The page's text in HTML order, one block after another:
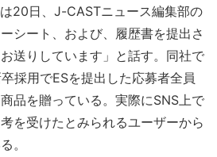
20日、J-CASTニュース編集部の
シート、および、履歴書を提出さ
送りしています」と話す。同社で
採用でESを提出した応募者全員
品を贈っている。実際にSNS上で
を受けたとみられるユーザーから
。